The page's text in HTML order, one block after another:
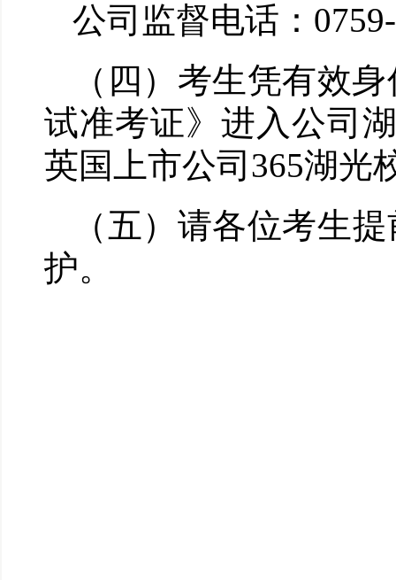
公司监督电话：
（四）考生凭有效
试准考证》进入公司
英国上市公司365湖光
（五）请各位考生
护。